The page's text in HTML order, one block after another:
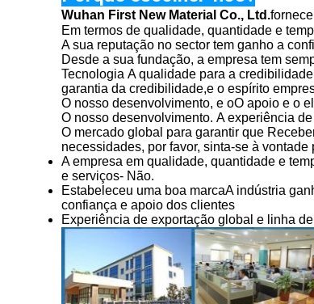
Wuhan First New Material Co., Ltd.
Em termos de qualidade, quantidade e
A sua reputação no sector tem ganho a
Desde a sua fundação, a empresa tem
Tecnologia A qualidade para a
garantia da credibilidade,e o espírito
O nosso desenvolvimento, e oO apoio e o
O nosso desenvolvimento. A experiência
O mercado global para garantir que
necessidades, por favor, sinta-se à vontade
A empresa em qualidade, quantidade e
e serviços- Não.
Estabeleceu uma boa marcaA indústria
confiança e apoio dos clientes
Experiência de exportação global e linha